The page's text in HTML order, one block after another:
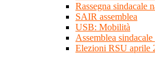
Rassegna sindacale
SAIR assemblea
USB: Mobilità
Assemblea
Elezioni RSU aprile